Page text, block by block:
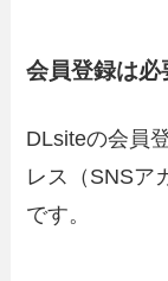
会員登録は
DLsiteの会員
レス（SNSア
です。